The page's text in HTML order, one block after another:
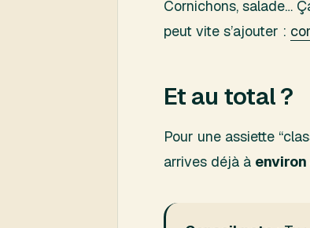
Cornichons, salade…
peut vite s’ajouter :
Et au total ?
Pour une assiette
arrives déjà à